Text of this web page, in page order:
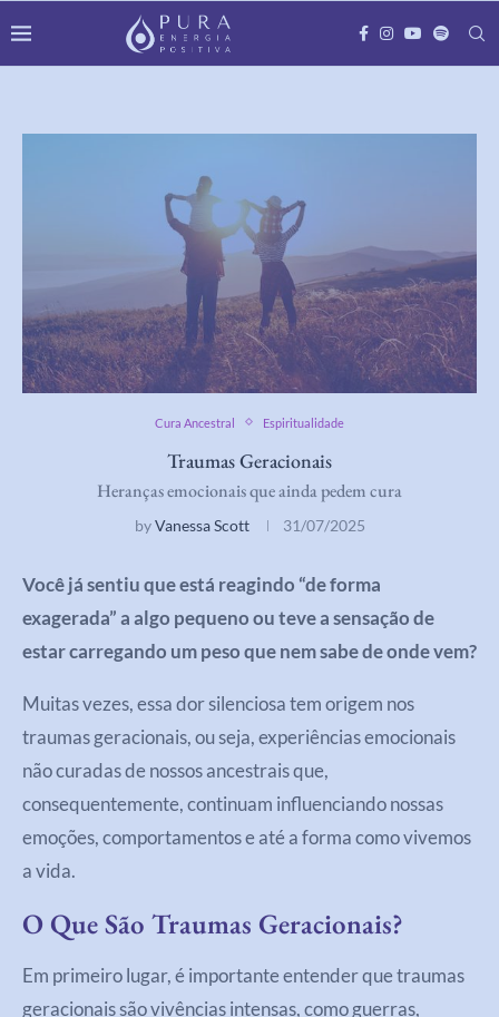
Cura Ancestral Espiritualidade
Traumas Geracionais
Heranças emocionais que ainda pedem cura
byVanessa Scott 31/07/2025
Você já sentiu que está reagindo “de forma
exagerada” a algo pequeno ou teve a sensação de
estar carregando um peso que nem sabe de onde vem?
Muitas vezes, essa dor silenciosa tem origem nos
traumas geracionais, ou seja, experiências emocionais
não curadas de nossos ancestrais que,
consequentemente, continuam influenciando nossas
emoções, comportamentos e até a forma como vivemos
a vida.
O Que São Traumas Geracionais?
Em primeiro lugar, é importante entender que traumas
geracionais são vivências intensas, como guerras,